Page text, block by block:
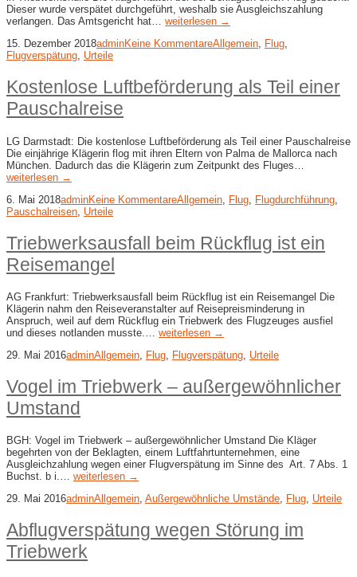
Dieser wurde verspätet durchgeführt, weshalb sie Ausgleichszahlung
verlangen. Das Amtsgericht hat… weiterlesen →
15. Dezember 2018adminKeine KommentareAllgemein, Flug,
Flugverspätung, Urteile
Kostenlose Luftbeförderung als Teil einer
Pauschalreise
LG Darmstadt: Die kostenlose Luftbeförderung als Teil einer Pauschalreise
Die einjährige Klägerin flog mit ihren Eltern von Palma de Mallorca nach
München. Dadurch das die Klägerin zum Zeitpunkt des Fluges…
weiterlesen →
6. Mai 2018adminKeine KommentareAllgemein Flug Flugdurchführung
Pauschalreisen Urteile
Triebwerksausfall beim Rückflug ist ein
Reisemangel
AG Frankfurt: Triebwerksausfall beim Rückflug ist ein Reisemangel Die
Klägerin nahm den Reiseveranstalter auf Reisepreisminderung in
Anspruch, weil auf dem Rückflug ein Triebwerk des Flugzeuges ausfiel
und dieses notlanden musste.… weiterlesen →
29. Mai 2016adminAllgemein Flug Flugverspätung Urteile
Vogel im Triebwerk – außergewöhnlicher
Umstand
BGH: Vogel im Triebwerk – außergewöhnlicher Umstand Die Kläger
begehrten von der Beklagten, einem Luftfahrtunternehmen, eine
Ausgleichzahlung wegen einer Flugverspätung im Sinne des Art. 7 Abs. 1
Buchst. b i.… weiterlesen →
29. Mai 2016adminAllgemein Außergewöhnliche Umstände Flug Urteile
Abflugverspätung wegen Störung im
Triebwerk